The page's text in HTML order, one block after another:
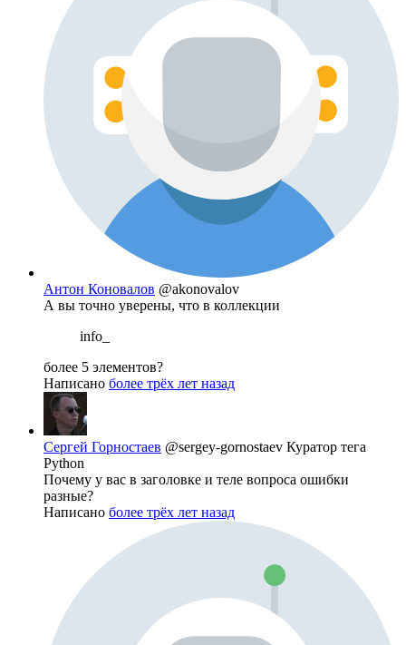
Антон Коновалов @akonovalov
А вы точно уверены, что в коллекции
info_
более 5 элементов?
Написано более трёх лет назад
Сергей Горностаев @sergey-gornostaev Куратор тега
Python
Почему у вас в заголовке и теле вопроса ошибки
разные?
Написано более трёх лет назад